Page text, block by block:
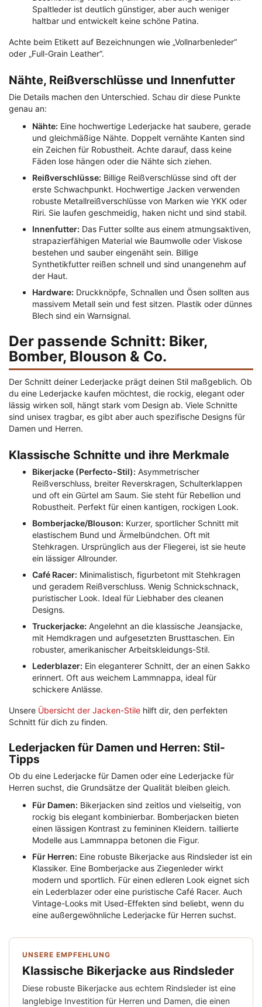
Spaltleder ist deutlich günstiger, aber auch weniger
haltbar und entwickelt keine schöne Patina.
Achte beim Etikett auf Bezeichnungen wie „Vollnarbenleder“
oder „Full-Grain Leather“.
Nähte, Reißverschlüsse und Innenfutter
Die Details machen den Unterschied. Schau dir diese Punkte
genau an:
Nähte: Eine hochwertige Lederjacke hat saubere, gerade
und gleichmäßige Nähte. Doppelt vernähte Kanten sind
ein Zeichen für Robustheit. Achte darauf, dass keine
Fäden lose hängen oder die Nähte sich ziehen.
Reißverschlüsse: Billige Reißverschlüsse sind oft der
erste Schwachpunkt. Hochwertige Jacken verwenden
robuste Metallreißverschlüsse von Marken wie YKK oder
Riri. Sie laufen geschmeidig, haken nicht und sind stabil.
Innenfutter: Das Futter sollte aus einem atmungsaktiven,
strapazierfähigen Material wie Baumwolle oder Viskose
bestehen und sauber eingenäht sein. Billige
Synthetikfutter reißen schnell und sind unangenehm auf
der Haut.
Hardware: Druckknöpfe, Schnallen und Ösen sollten aus
massivem Metall sein und fest sitzen. Plastik oder dünnes
Blech sind ein Warnsignal.
Der passende Schnitt: Biker,
Bomber, Blouson & Co.
Der Schnitt deiner Lederjacke prägt deinen Stil maßgeblich. Ob
du eine Lederjacke kaufen möchtest, die rockig, elegant oder
lässig wirken soll, hängt stark vom Design ab. Viele Schnitte
sind unisex tragbar, es gibt aber auch spezifische Designs für
Damen und Herren.
Klassische Schnitte und ihre Merkmale
Bikerjacke (Perfecto-Stil): Asymmetrischer
Reißverschluss, breiter Reverskragen, Schulterklappen
und oft ein Gürtel am Saum. Sie steht für Rebellion und
Robustheit. Perfekt für einen kantigen, rockigen Look.
Bomberjacke/Blouson: Kurzer, sportlicher Schnitt mit
elastischem Bund und Ärmelbündchen. Oft mit
Stehkragen. Ursprünglich aus der Fliegerei, ist sie heute
ein lässiger Allrounder.
Café Racer: Minimalistisch, figurbetont mit Stehkragen
und geradem Reißverschluss. Wenig Schnickschnack,
puristischer Look. Ideal für Liebhaber des cleanen
Designs.
Truckerjacke: Angelehnt an die klassische Jeansjacke,
mit Hemdkragen und aufgesetzten Brusttaschen. Ein
robuster, amerikanischer Arbeitskleidungs-Stil.
Lederblazer: Ein eleganterer Schnitt, der an einen Sakko
erinnert. Oft aus weichem Lammnappa, ideal für
schickere Anlässe.
Unsere Übersicht der Jacken-Stile hilft dir, den perfekten
Schnitt für dich zu finden.
Lederjacken für Damen und Herren: Stil-
Tipps
Ob du eine Lederjacke für Damen oder eine Lederjacke für
Herren suchst, die Grundsätze der Qualität bleiben gleich.
Für Damen: Bikerjacken sind zeitlos und vielseitig, von
rockig bis elegant kombinierbar. Bomberjacken bieten
einen lässigen Kontrast zu femininen Kleidern. taillierte
Modelle aus Lammnappa betonen die Figur.
Für Herren: Eine robuste Bikerjacke aus Rindsleder ist ein
Klassiker. Eine Bomberjacke aus Ziegenleder wirkt
modern und sportlich. Für einen edleren Look eignet sich
ein Lederblazer oder eine puristische Café Racer. Auch
Vintage-Looks mit Used-Effekten sind beliebt, wenn du
eine außergewöhnliche Lederjacke für Herren suchst.
UNSERE EMPFEHLUNG
Klassische Bikerjacke aus Rindsleder
Diese robuste Bikerjacke aus echtem Rindsleder ist eine
langlebige Investition für Herren und Damen, die einen